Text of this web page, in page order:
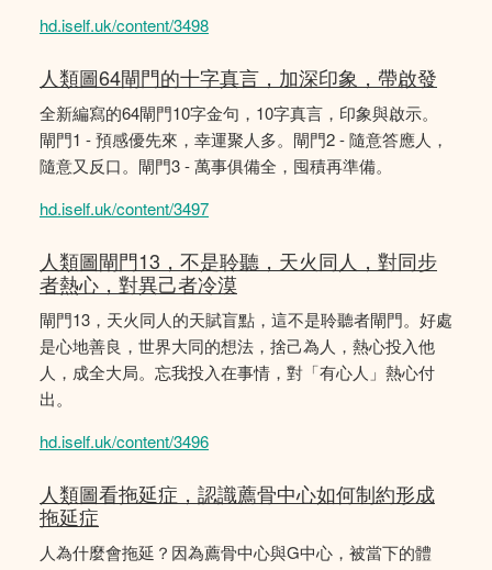
hd.iself.uk/content/3498
人類圖64閘門的十字真言，加深印象，帶啟發
全新編寫的64閘門10字金句，10字真言，印象與啟示。
閘門1 - 預感優先來，幸運聚人多。閘門2 - 隨意答應人，
隨意又反口。閘門3 - 萬事俱備全，囤積再準備。
hd.iself.uk/content/3497
人類圖閘門13，不是聆聽，天火同人，對同步
者熱心，對異己者冷漠
閘門13，天火同人的天賦盲點，這不是聆聽者閘門。好處
是心地善良，世界大同的想法，捨己為人，熱心投入他
人，成全大局。忘我投入在事情，對「有心人」熱心付
出。
hd.iself.uk/content/3496
人類圖看拖延症，認識薦骨中心如何制約形成
拖延症
人為什麼會拖延？因為薦骨中心與G中心，被當下的體